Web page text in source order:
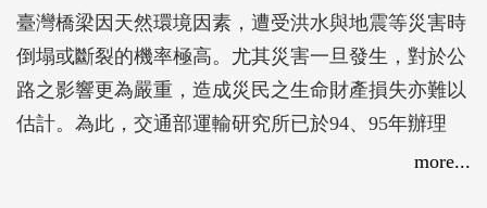
臺灣橋梁因天然環境因素，遭受洪水與地震等災害時
倒塌或斷裂的機率極高。尤其災害一旦發生，對於公
路之影響更為嚴重，造成災民之生命財產損失亦難以
估計。為此，交通部運輸研究所已於94、95年辦理
「交通工程防災預警系統建立之研究」，並逐年擴充
more...